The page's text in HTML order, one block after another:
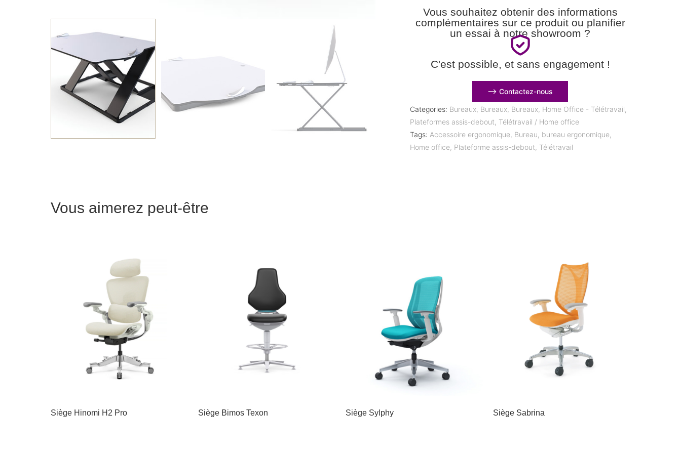
Vous souhaitez obtenir des informations
complémentaires sur ce produit ou planifier
un essai à notre showroom ?
C'est possible, et sans engagement !
⟶ Contactez-nous
Categories: Bureaux, Bureaux, Bureaux, Home Office - Télétravail,
Plateformes assis-debout, Télétravail / Home office
Tags: Accessoire ergonomique, Bureau, bureau ergonomique,
Home office, Plateforme assis-debout, Télétravail
Vous aimerez peut-être
Siège Hinomi H2 Pro Siège Bimos Texon Siège Sylphy Siège Sabrina